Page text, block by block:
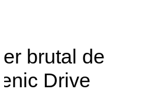
brutal de
Drive